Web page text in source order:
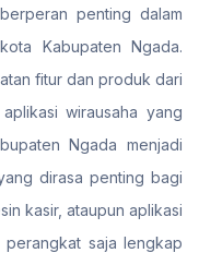
penting dalam
Kabupaten Ngada.
fitur dan produk dari
wirausaha yang
Ngada menjadi
dirasa penting bagi
kasir, ataupun aplikasi
saja lengkap